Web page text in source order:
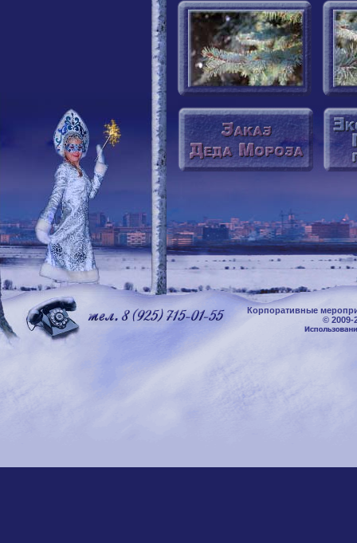
Корпоративные
© 2009-